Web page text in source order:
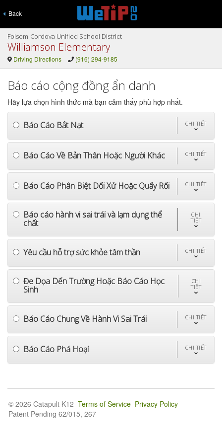
Back
Folsom-Cordova Unified School District
Williamson Elementary
Driving Directions (916) 294-9185
Báo cáo cộng đồng ẩn danh
Hãy lựa chọn hình thức mà bạn cảm thấy phù hợp nhất.
Báo Cáo Bắt Nạt CHI TIẾT
Báo Cáo Về Bản Thân Hoặc Người Khác CHI TIẾT
Báo Cáo Phân Biệt Dối Xử Hoặc Quấy Rối CHI TIẾT
Báo cáo hành vi sai trái và lạm dụng thể
chất
CHI
TIẾT
Yêu cầu hỗ trợ sức khỏe tâm thần CHI TIẾT
Đe Dọa Dến Trường Hoặc Báo Cáo Học
Sinh
CHI
TIẾT
Báo Cáo Chung Về Hành Vi Sai Trái CHI TIẾT
Báo Cáo Phá Hoại CHI TIẾT
© 2026 Catapult K12 Terms of Service Privacy Policy
Patent Pending 62/015, 267